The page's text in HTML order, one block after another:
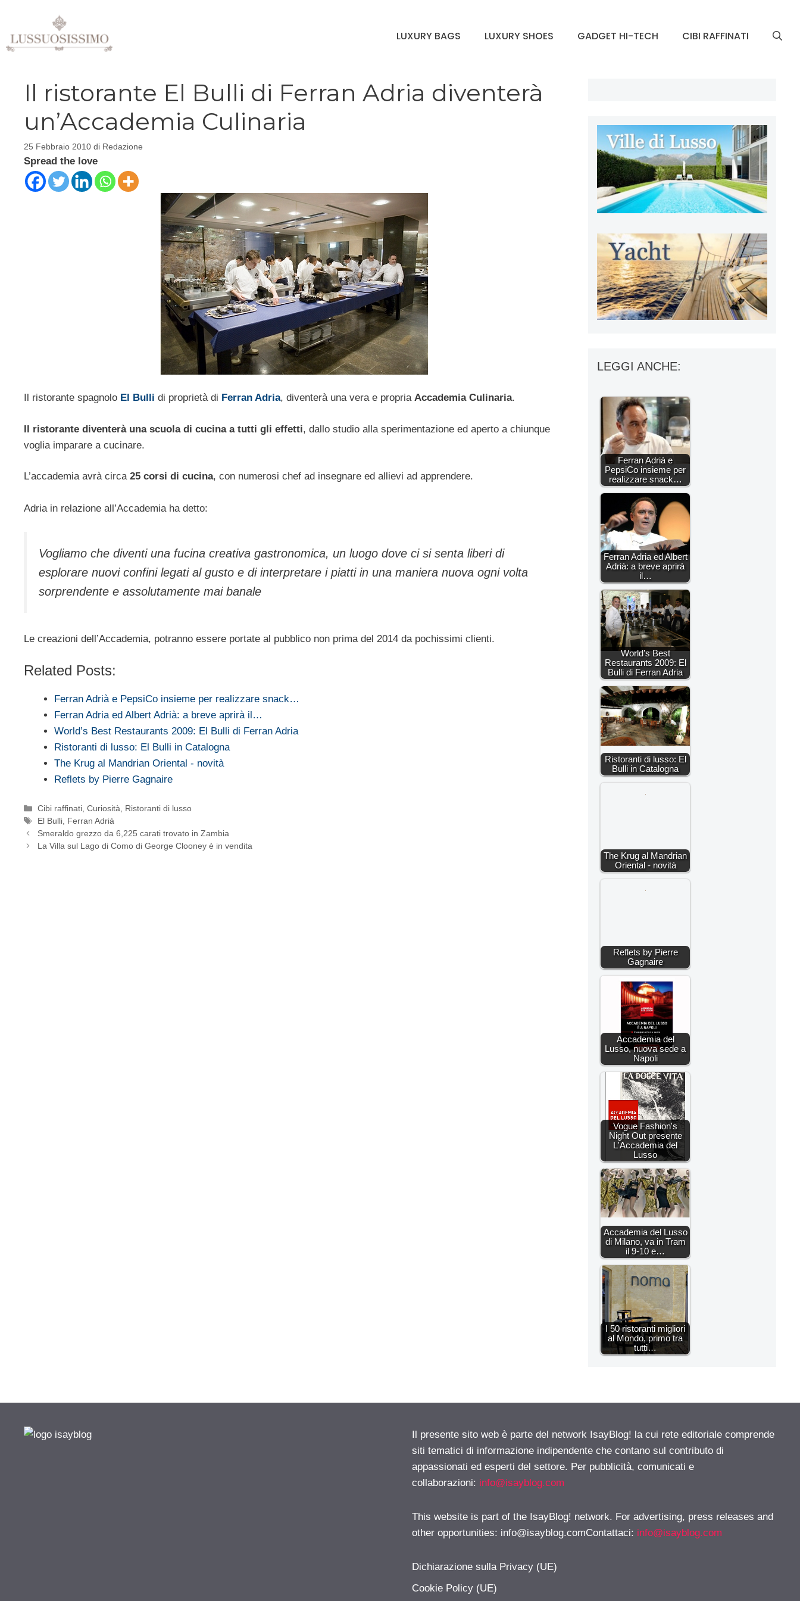
contenuto
LUXURY BAGS LUXURY SHOES GADGET HI-TECH CIBI RAFFINATI
Il ristorante El Bulli di Ferran Adria diventerà
un’Accademia Culinaria
25 Febbraio 2010 di Redazione
Spread the love
Il ristorante spagnolo El Bulli di proprietà di Ferran Adria, diventerà una vera e propria Accademia Culinaria.
Il ristorante diventerà una scuola di cucina a tutti gli effetti, dallo studio alla sperimentazione ed aperto a chiunque
voglia imparare a cucinare.
L’accademia avrà circa 25 corsi di cucina, con numerosi chef ad insegnare ed allievi ad apprendere.
Adria in relazione all’Accademia ha detto:
Vogliamo che diventi una fucina creativa gastronomica, un luogo dove ci si senta liberi di
esplorare nuovi confini legati al gusto e di interpretare i piatti in una maniera nuova ogni volta
sorprendente e assolutamente mai banale
Le creazioni dell’Accademia, potranno essere portate al pubblico non prima del 2014 da pochissimi clienti.
Related Posts:
Ferran Adrià e PepsiCo insieme per realizzare snack…
Ferran Adria ed Albert Adrià: a breve aprirà il…
World’s Best Restaurants 2009: El Bulli di Ferran Adria
Ristoranti di lusso: El Bulli in Catalogna
The Krug al Mandrian Oriental - novità
Reflets by Pierre Gagnaire
Categorie
Cibi raffinati ,Curiosità
Ristoranti di lusso
Tag
El Bulli Ferran Adrià
Smeraldo grezzo da 6,225 carati trovato in Zambia
La Villa sul Lago di Como di George Clooney è in vendita
LEGGI ANCHE:
Ferran Adrià e
PepsiCo insieme per
realizzare snack…
Ferran Adria ed Albert
Adrià: a breve aprirà
il…
World’s Best
Restaurants 2009: El
Bulli di Ferran Adria
Ristoranti di lusso: El
Bulli in Catalogna
The Krug al Mandrian
Oriental - novità
Reflets by Pierre
Gagnaire
Accademia del
Lusso, nuova sede a
Napoli
Vogue Fashion's
Night Out presente
L'Accademia del
Lusso
Accademia del Lusso
di Milano, va in Tram
il 9-10 e…
I 50 ristoranti migliori
al Mondo, primo tra
tutti…
Il presente sito web è parte del network IsayBlog! la cui rete editoriale comprende
siti tematici di informazione indipendente che contano sul contributo di
appassionati ed esperti del settore. Per pubblicità, comunicati e
collaborazioni: info@isayblog.com
This website is part of the IsayBlog! network. For advertising, press releases and
other opportunities: info@isayblog.comContattaci: info@isayblog.com
Dichiarazione sulla Privacy (UE)
Cookie Policy (UE)